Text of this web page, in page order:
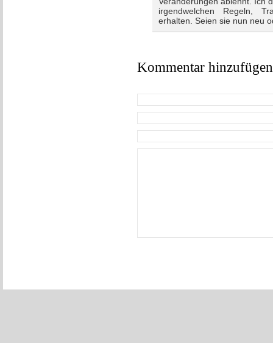
irgendwelchen Regeln,
erhalten. Seien sie nun neu
Kommentar hinzufügen